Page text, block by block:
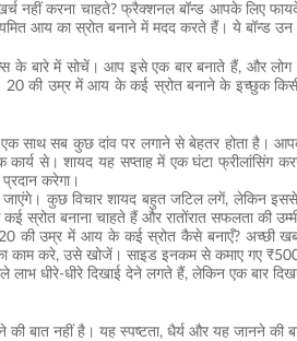
नहीं करना चाहते? फ्रैक्शनल बॉन्ड आपके लिए
आय का स्रोत बनाने में मदद करते हैं। ये बॉन्ड उन
के बारे में सोचें। आप इसे एक बार बनाते हैं, और लोग
की उम्र में आय के कई स्रोत बनाने के इच्छुक
साथ सब कुछ दांव पर लगाने से बेहतर होता है।
से। शायद यह सप्ताह में एक घंटा फ्रीलांसिंग
करेगा।
कुछ विचार शायद बहुत जटिल लगें, लेकिन इससे
स्रोत बनाना चाहते हैं और रातोंरात सफलता की
की उम्र में आय के कई स्रोत कैसे बनाएँ? अच्छी
काम करे, उसे खोजें। साइड इनकम से कमाए गए
लाभ धीरे-धीरे दिखाई देने लगते हैं, लेकिन एक
की बात नहीं है। यह स्पष्टता, धैर्य और यह जानने